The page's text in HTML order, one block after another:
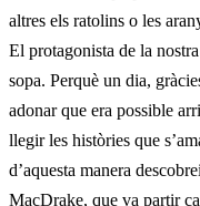
altres els ratolins o les
El protagonista de la
sopa. Perquè un dia,
adonar que era possible
llegir les històries que
d’aquesta manera
MacDrake, que va partir